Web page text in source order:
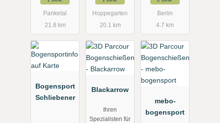
Panketal
21.8 km
Hoppegarten
20.1 km
Berlin
4.7 km
Bogensport
Schliebener
Blackarrow
Ihren
Spezialisten für
mebo-
bogensport